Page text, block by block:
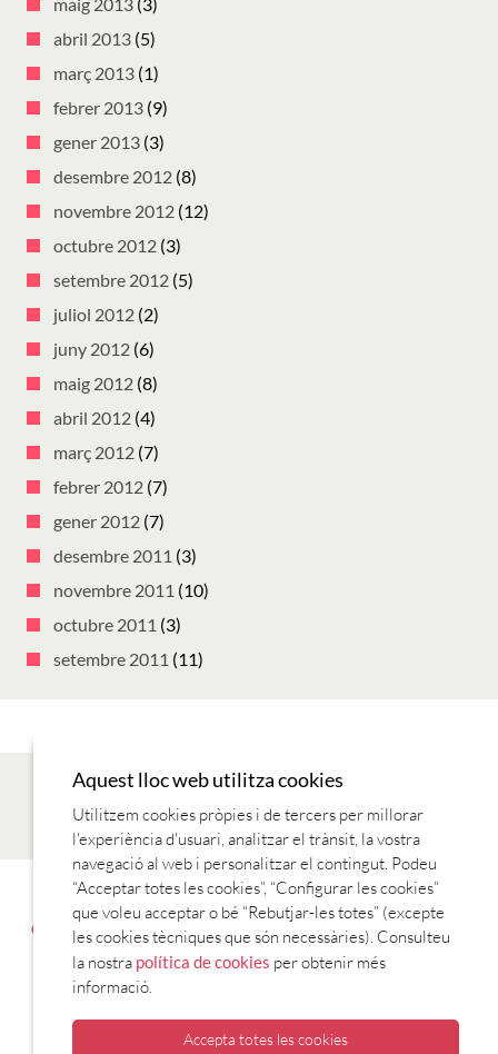
maig 2013 (3)
abril 2013 (5)
març 2013 (1)
febrer 2013 (9)
gener 2013 (3)
desembre 2012 (8)
novembre 2012 (12)
octubre 2012 (3)
setembre 2012 (5)
juliol 2012 (2)
juny 2012 (6)
maig 2012 (8)
abril 2012 (4)
març 2012 (7)
febrer 2012 (7)
gener 2012 (7)
desembre 2011 (3)
novembre 2011 (10)
octubre 2011 (3)
setembre 2011 (11)
AVANTATGES AMB EL CARNET CONTACTE
ENTITATS
COL·LABORADORES
ESTABLIMENTS COL·LABORADORS
VOLS APUNTAR?
Aquest lloc web utilitza cookies
Utilitzem cookies pròpies i de tercers per millorar
l'experiència d'usuari, analitzar el trànsit, la vostra
navegació al web i personalitzar el contingut. Podeu
“Acceptar totes les cookies”, “Configurar les cookies”
que voleu acceptar o bé “Rebutjar-les totes” (excepte
les cookies tècniques que són necessàries). Consulteu
la nostra política de cookies per obtenir més
informació.
Accepta totes les cookies